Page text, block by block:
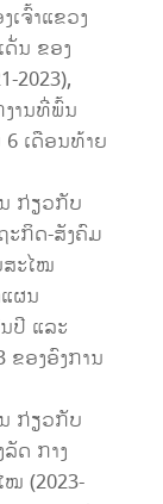
ເຈົ້າແຂວງ
ນ ຂອງ
2023),
ານທີ່ພົ້ນ
ເດືອນທ້າຍ
ກ່ຽວກັບ
ະກິດ-ສັງຄົມ
ສະໄໝ
ຜນ
ປີ ແລະ
ຂອງອົງການ
ກ່ຽວກັບ
ດ ກາງ
ໝ (2023-